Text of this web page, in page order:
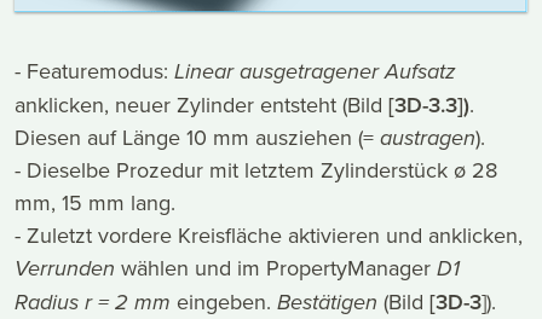
- Featuremodus: Linear ausgetragener Aufsatz
anklicken, neuer Zylinder entsteht (Bild [3D-3.3]).
Diesen auf Länge 10 mm ausziehen (=austragen).
- Dieselbe Prozedur mit letztem Zylinderstück ø 28
mm, 15 mm lang.
- Zuletzt vordere Kreisfläche aktivieren und anklicken,
Verrunden wählen und im PropertyManagerD1
Radius r = 2 mm eingeben. Bestätigen (Bild [3D-3]).